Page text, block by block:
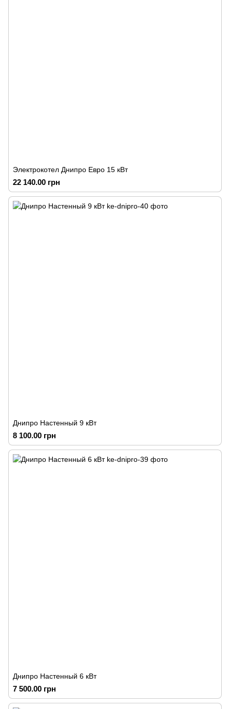
Электрокотел Днипро Евро 15 кВт
22 140.00 грн
Днипро Настенный 9 кВт
8 100.00 грн
Днипро Настенный 6 кВт
7 500.00 грн